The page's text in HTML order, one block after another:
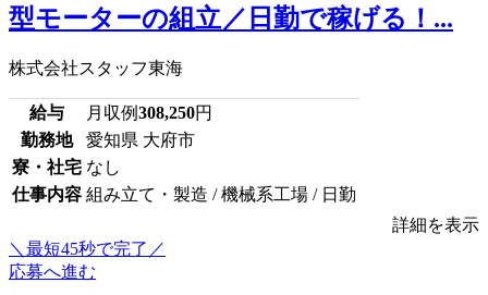
型モーターの組立／日勤で稼げる！...
株式会社スタッフ東海
給与 月収例308,250円
勤務地
愛知県 大府市
寮・社宅 なし
仕事内容 組み立て・製造 / 機械系工場 / 日勤
詳細を表示
＼最短45秒で完了／
応募へ進む